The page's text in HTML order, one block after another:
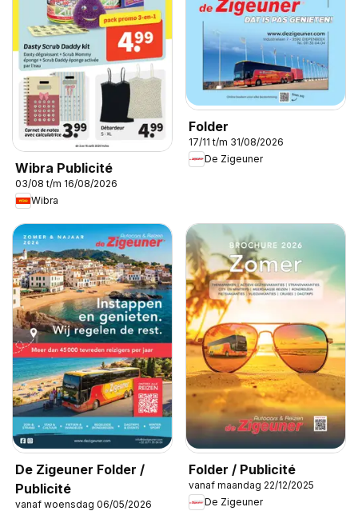
Wibra Publicité
03/08 t/m 16/08/2026
Wibra
Folder
17/11 t/m 31/08/2026
De Zigeuner
De Zigeuner Folder /
Publicité
vanaf woensdag 06/05/2026
Folder / Publicité
vanaf maandag 22/12/2025
De Zigeuner